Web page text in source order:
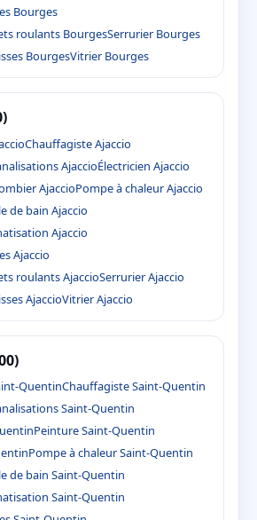
Bourges
roulants BourgesSerrurier Bourges
BourgesVitrier Bourges
Chauffagiste Ajaccio
AjaccioÉlectricien Ajaccio
AjaccioPompe à chaleur Ajaccio
de bain Ajaccio
Ajaccio
Ajaccio
roulants AjaccioSerrurier Ajaccio
AjaccioVitrier Ajaccio
QuentinChauffagiste Saint-Quentin
Saint-Quentin
Peinture Saint-Quentin
Pompe à chaleur Saint-Quentin
de bain Saint-Quentin
Saint-Quentin